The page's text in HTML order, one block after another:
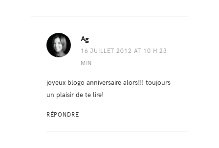
Ag
16 JUILLET 2012 AT 10 H 23
MIN
joyeux blogo anniversaire alors!!! toujours
un plaisir de te lire!
RÉPONDRE